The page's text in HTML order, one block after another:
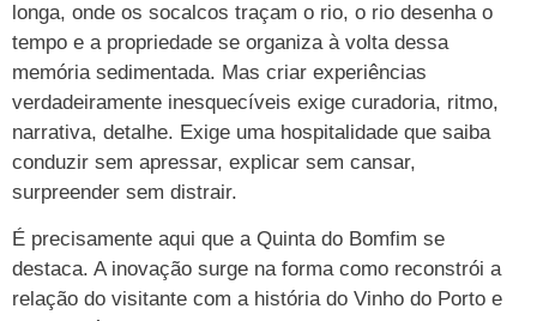
longa, onde os socalcos traçam o rio, o rio desenha o
tempo e a propriedade se organiza à volta dessa
memória sedimentada. Mas criar experiências
verdadeiramente inesquecíveis exige curadoria, ritmo,
narrativa, detalhe. Exige uma hospitalidade que saiba
conduzir sem apressar, explicar sem cansar,
surpreender sem distrair.
É precisamente aqui que a Quinta do Bomfim se
destaca. A inovação surge na forma como reconstrói a
relação do visitante com a história do Vinho do Porto e